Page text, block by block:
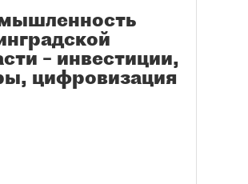
– инвестиции,
цифровизация